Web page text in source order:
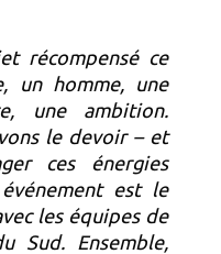
récompensé ce
un homme, une
une ambition.
le devoir – et
ces énergies
est le
les équipes de
Sud. Ensemble,